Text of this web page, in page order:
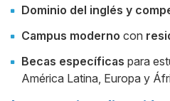
Dominio del inglés y
Campus moderno con
Becas específicas para
América Latina, Europa y